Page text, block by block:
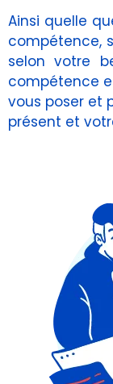
Ainsi quelle
compétence,
selon votre
compétence
vous poser et
présent et